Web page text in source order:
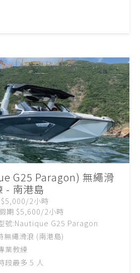
G25 Paragon) 無繩滑
- 南港島
2小時
期 $5,600/2小時
號:Nautique G25 Paragon
無繩滑浪 (南港島)
業教練
段最多 5 人